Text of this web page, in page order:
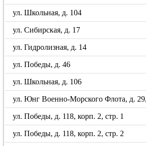
ул. Школьная, д. 104
ул. Сибирская, д. 17
ул. Гидролизная, д. 14
ул. Победы, д. 46
ул. Школьная, д. 106
ул. Юнг Военно-Морского Флота, д. 29,
ул. Победы, д. 118, корп. 2, стр. 1
ул. Победы, д. 118, корп. 2, стр. 2